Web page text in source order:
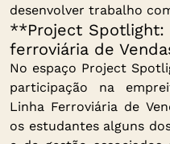
desenvolver trabalho
**Project Spotlight:
ferroviária de
No espaço Project
participação na
Linha Ferroviária de
os estudantes alguns